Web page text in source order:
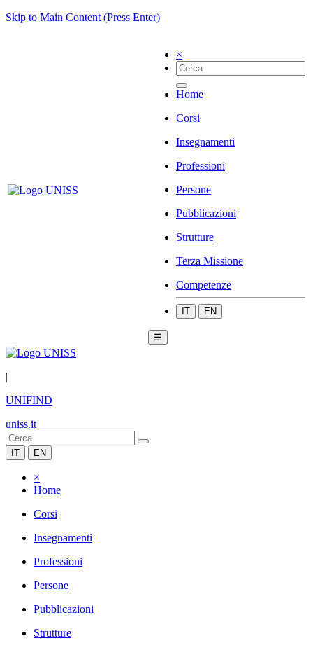
Skip to Main Content (Press Enter)
×
Home
Corsi
Insegnamenti
Professioni
Persone
Pubblicazioni
Strutture
Terza Missione
Competenze
IT EN
☰
|
UNIFIND
uniss.it
IT EN
×
Home
Corsi
Insegnamenti
Professioni
Persone
Pubblicazioni
Strutture